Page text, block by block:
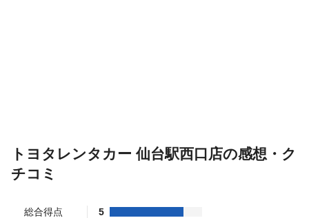
トヨタレンタカー 仙台駅西口店の感想・ク
チコミ
総合得点
5